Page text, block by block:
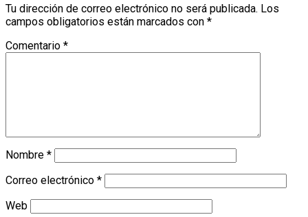
Tu dirección de correo electrónico no será publicada. Los
campos obligatorios están marcados con *
Comentario *
Nombre *
Correo electrónico *
Web